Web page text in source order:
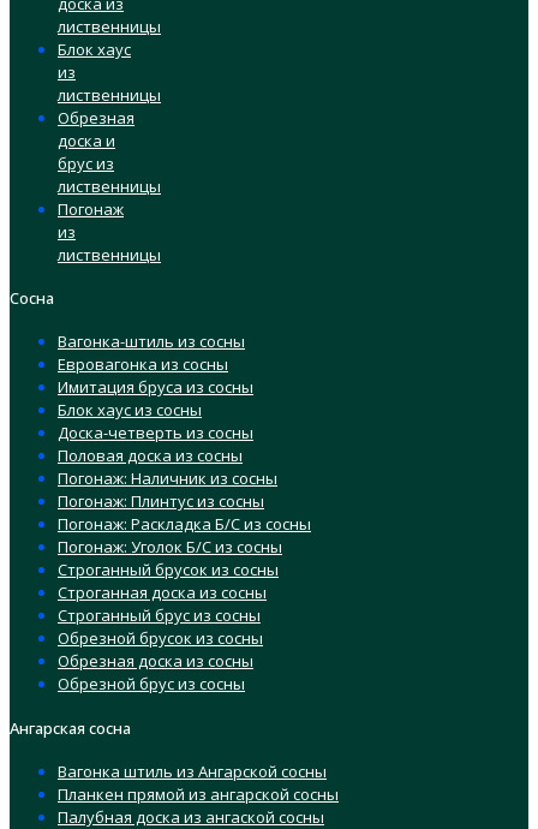
лиственницы
Блок хаус
из
лиственницы
Обрезная
доска и
брус из
лиственницы
Погонаж
из
лиственницы
Сосна
Вагонка-штиль из сосны
Евровагонка из сосны
Имитация бруса из сосны
Блок хаус из сосны
Доска-четверть из сосны
Половая доска из сосны
Погонаж: Наличник из сосны
Погонаж: Плинтус из сосны
Погонаж: Раскладка Б/С из сосны
Погонаж: Уголок Б/С из сосны
Строганный брусок из сосны
Строганная доска из сосны
Строганный брус из сосны
Обрезной брусок из сосны
Обрезная доска из сосны
Обрезной брус из сосны
Ангарская сосна
Вагонка штиль из Ангарской сосны
Планкен прямой из ангарской сосны
Палубная доска из ангаской сосны